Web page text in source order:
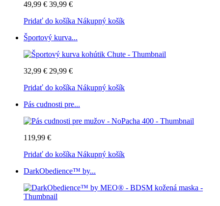
49,99 € 39,99 €
Pridať do košíka Nákupný košík
Športový kurva...
32,99 € 29,99 €
Pridať do košíka Nákupný košík
Pás cudnosti pre...
119,99 €
Pridať do košíka Nákupný košík
DarkObedience™ by...